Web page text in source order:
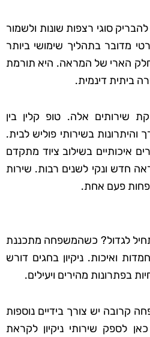
סוגי רצפות שונות ולשמור
מדובר בתהליך שימושי ביותר
הארי של המראה. היא תורמת
ביתית דינמית.
שירותים אלה. טופ קלין בין
בשירותי פוליש לבית.
איכותיים בשילוב ציוד מתקדם
חדש ונקי לשנים רבות. שירות
פעם אחת.
לגדול? כשהמשפחה מתכננת
ואיכות. ניקיון בחגים דורש
בפתרונות מהירים ויעילים.
קרובה יש צורך בידיים נוספות
לספק שירותי ניקיון לקראת